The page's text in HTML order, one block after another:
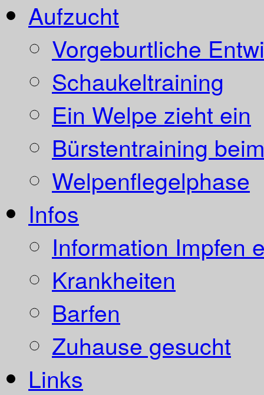
Aufzucht
Vorgeburtliche
Schaukeltraining
Ein Welpe zieht ein
Bürstentraining
Welpenflegelphase
Infos
Information Impfen
Krankheiten
Barfen
Zuhause gesucht
Links